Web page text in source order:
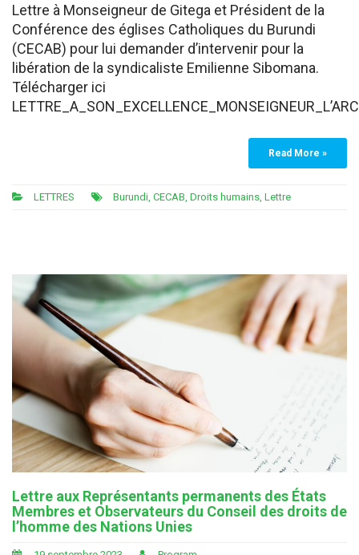
Lettre à Monseigneur de Gitega et Président de la
Conférence des églises Catholiques du Burundi
(CECAB) pour lui demander d’intervenir pour la
libération de la syndicaliste Emilienne Sibomana.
Télécharger ici
Read More »
LETTRES Burundi CECAB Droits humains Lettre
Lettre aux Représentants permanents des États
Membres et Observateurs du Conseil des droits de
l’homme des Nations Unies